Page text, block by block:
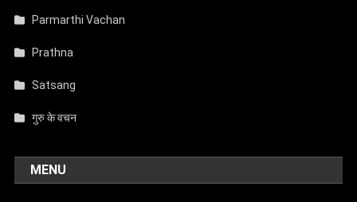
Parmarthi Vachan
Prathna
Satsang
गुरु के वचन
MENU